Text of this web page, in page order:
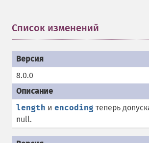
Список изменений
8.0.0
length и encoding теперь
null.